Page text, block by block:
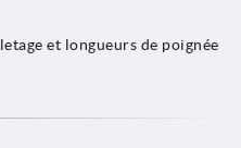
et longueurs de poignée